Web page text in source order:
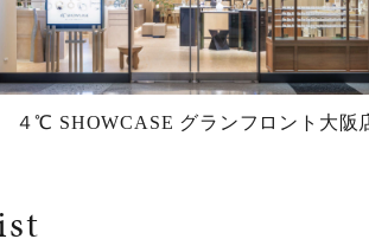
４℃ SHOWCASE グランフロント大阪